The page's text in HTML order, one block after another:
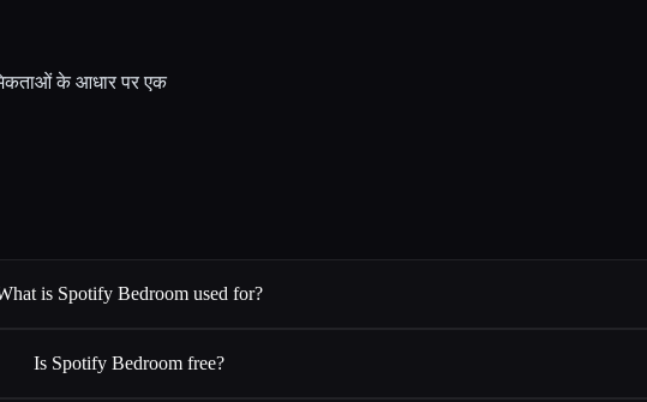
के आधार पर एक
is Spotify Bedroom used for?
Is Spotify Bedroom free?